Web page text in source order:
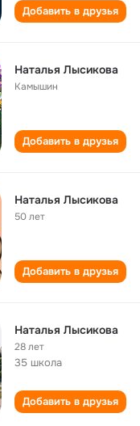
Добавить в друзья
Наталья Лысикова
Камышин
Добавить в друзья
Наталья Лысикова
50 лет
Добавить в друзья
Наталья Лысикова
28 лет
35 школа
Добавить в друзья